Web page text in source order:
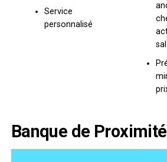
Service
personnalisé
Banque de Proximité